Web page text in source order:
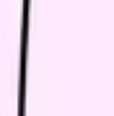
で離職率も高めです. 年収
料. 看護師の希望条件に合う